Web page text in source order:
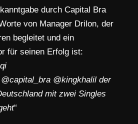
durch Capital Bra
von Manager Drilon, der
begleitet und ein
für seinen Erfolg ist:
@kingkhalil der
mit zwei Singles
“